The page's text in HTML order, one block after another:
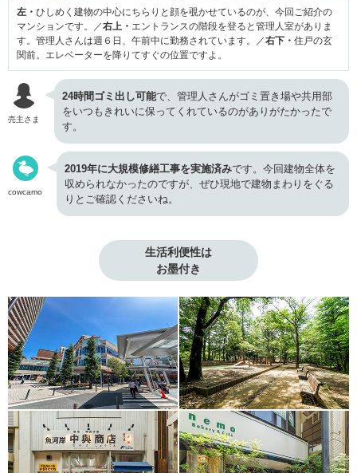
左・ ひしめく建物の中心にちらりと顔を覗かせているのが、今回ご紹介の
マンションです。／右上・ エントランスの階段を登ると管理人室がありま
す。管理人さんは週６日、午前中に勤務されています。／右下・ 住戸の玄
関前。エレベーターを降りてすぐの位置ですよ。
売主さま
24時間ゴミ出し可能で、管理人さんがゴミ置き場や共用部
をいつもきれいに保ってくれているのがありがたかったで
す。
cowcamo
2019年に大規模修繕工事を実施済みです。今回建物全体を
収められなかったのですが、ぜひ現地で建物まわりをぐる
りとご確認くださいね。
生活利便性は
お墨付き